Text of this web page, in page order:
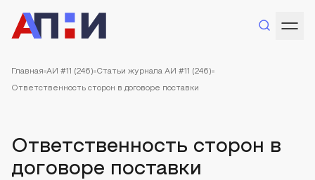
Главная АИ #11 (246) Статьи журнала АИ #11 (246)
Ответственность сторон в договоре поставки
Ответственность сторон в
договоре поставки